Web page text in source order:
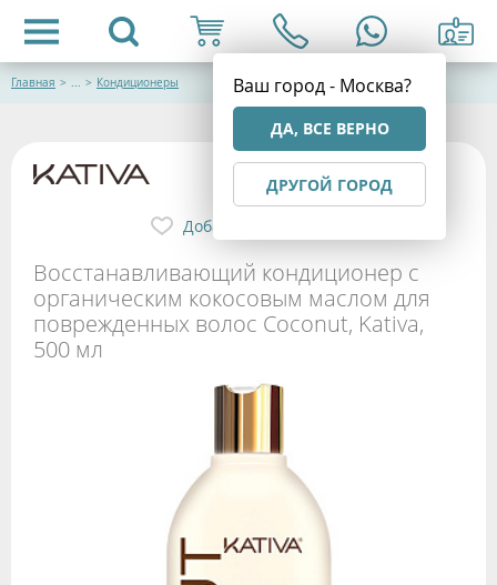
Ваш город - Москва?
ДА, ВСЕ ВЕРНО
ДРУГОЙ ГОРОД
Главная > ... > Кондиционеры
Восстанавливающий кондиционер с
органическим кокосовым маслом для
поврежденных волос Coconut, Kativa,
500 мл
Добавить в избранное